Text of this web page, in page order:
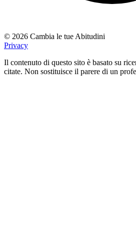
© 2026 Cambia le tue Abitudini
Privacy
Il contenuto di questo sito è basato su
citate. Non sostituisce il parere di un